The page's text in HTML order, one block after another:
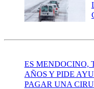
ES MENDOCINO,
AÑOS Y PIDE
PAGAR UNA